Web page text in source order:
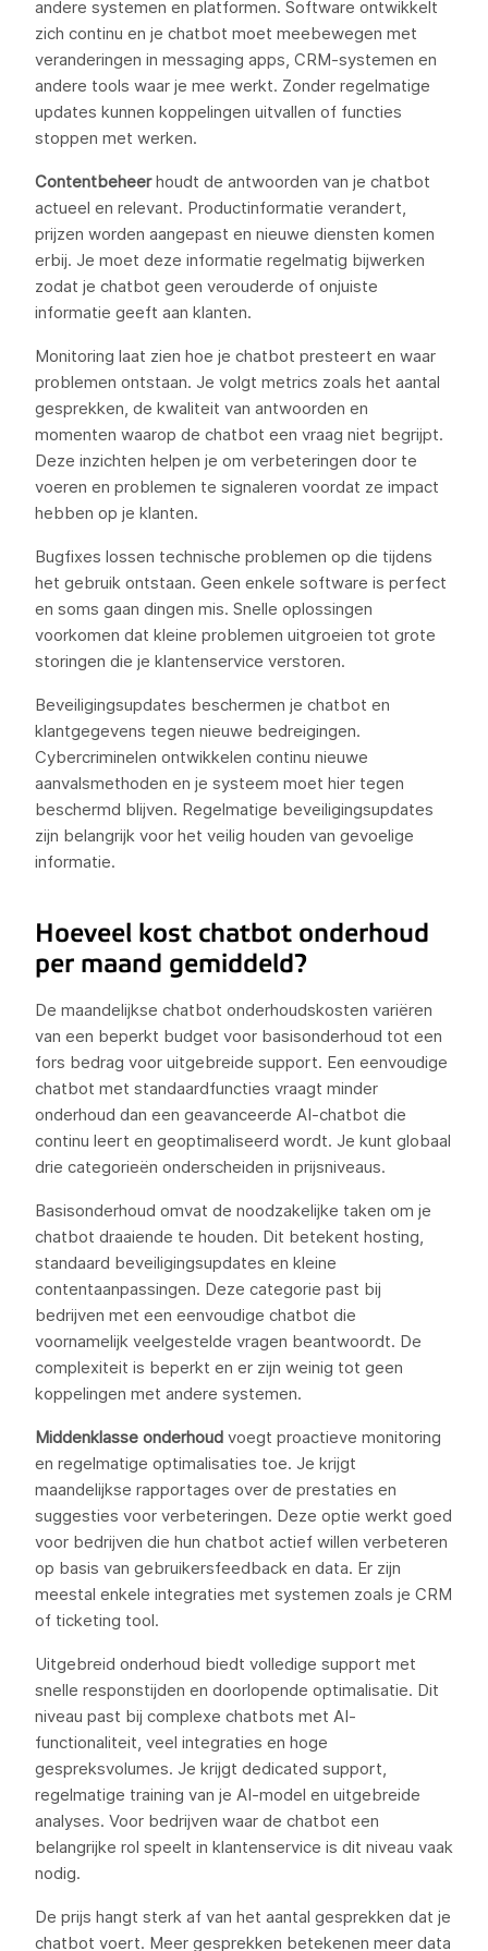
andere systemen en platformen. Software ontwikkelt
zich continu en je chatbot moet meebewegen met
veranderingen in messaging apps, CRM-systemen en
andere tools waar je mee werkt. Zonder regelmatige
updates kunnen koppelingen uitvallen of functies
stoppen met werken.
Contentbeheerhoudt de antwoorden van je chatbot
actueel en relevant. Productinformatie verandert,
prijzen worden aangepast en nieuwe diensten komen
erbij. Je moet deze informatie regelmatig bijwerken
zodat je chatbot geen verouderde of onjuiste
informatie geeft aan klanten.
Monitoring laat zien hoe je chatbot presteert en waar
problemen ontstaan. Je volgt metrics zoals het aantal
gesprekken, de kwaliteit van antwoorden en
momenten waarop de chatbot een vraag niet begrijpt.
Deze inzichten helpen je om verbeteringen door te
voeren en problemen te signaleren voordat ze impact
hebben op je klanten.
Bugfixes lossen technische problemen op die tijdens
het gebruik ontstaan. Geen enkele software is perfect
en soms gaan dingen mis. Snelle oplossingen
voorkomen dat kleine problemen uitgroeien tot grote
storingen die je klantenservice verstoren.
Beveiligingsupdates beschermen je chatbot en
klantgegevens tegen nieuwe bedreigingen.
Cybercriminelen ontwikkelen continu nieuwe
aanvalsmethoden en je systeem moet hier tegen
beschermd blijven. Regelmatige beveiligingsupdates
zijn belangrijk voor het veilig houden van gevoelige
informatie.
Hoeveel kost chatbot onderhoud
per maand gemiddeld?
De maandelijkse chatbot onderhoudskosten variëren
van een beperkt budget voor basisonderhoud tot een
fors bedrag voor uitgebreide support. Een eenvoudige
chatbot met standaardfuncties vraagt minder
onderhoud dan een geavanceerde AI-chatbot die
continu leert en geoptimaliseerd wordt. Je kunt globaal
drie categorieën onderscheiden in prijsniveaus.
Basisonderhoud omvat de noodzakelijke taken om je
chatbot draaiende te houden. Dit betekent hosting,
standaard beveiligingsupdates en kleine
contentaanpassingen. Deze categorie past bij
bedrijven met een eenvoudige chatbot die
voornamelijk veelgestelde vragen beantwoordt. De
complexiteit is beperkt en er zijn weinig tot geen
koppelingen met andere systemen.
Middenklasse onderhoud voegt proactieve monitoring
en regelmatige optimalisaties toe. Je krijgt
maandelijkse rapportages over de prestaties en
suggesties voor verbeteringen. Deze optie werkt goed
voor bedrijven die hun chatbot actief willen verbeteren
op basis van gebruikersfeedback en data. Er zijn
meestal enkele integraties met systemen zoals je CRM
of ticketing tool.
Uitgebreid onderhoud biedt volledige support met
snelle responstijden en doorlopende optimalisatie. Dit
niveau past bij complexe chatbots met AI-
functionaliteit, veel integraties en hoge
gespreksvolumes. Je krijgt dedicated support,
regelmatige training van je AI-model en uitgebreide
analyses. Voor bedrijven waar de chatbot een
belangrijke rol speelt in klantenservice is dit niveau vaak
nodig.
De prijs hangt sterk af van het aantal gesprekken dat je
chatbot voert. Meer gesprekken betekenen meer data